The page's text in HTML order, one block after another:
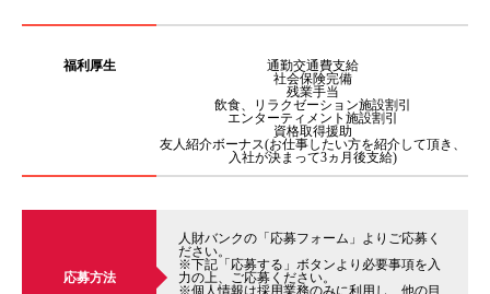
福利厚生
通勤交通費支給
社会保険完備
残業手当
飲食、リラクゼーション施設割引
エンターティメント施設割引
資格取得援助
友人紹介ボーナス(お仕事したい方を紹介して頂き、
入社が決まって3ヵ月後支給)
応募方法
人財バンクの「応募フォーム」よりご応募く
ださい。
※下記「応募する」ボタンより必要事項を入
力の上、ご応募ください。